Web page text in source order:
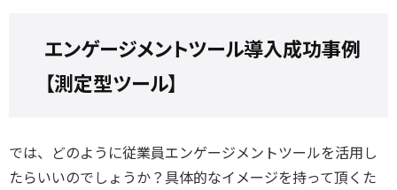
エンゲージメントツール導入成功事例
【測定型ツール】
では、どのように従業員エンゲージメントツールを活用し
たらいいのでしょうか？具体的なイメージを持って頂くた